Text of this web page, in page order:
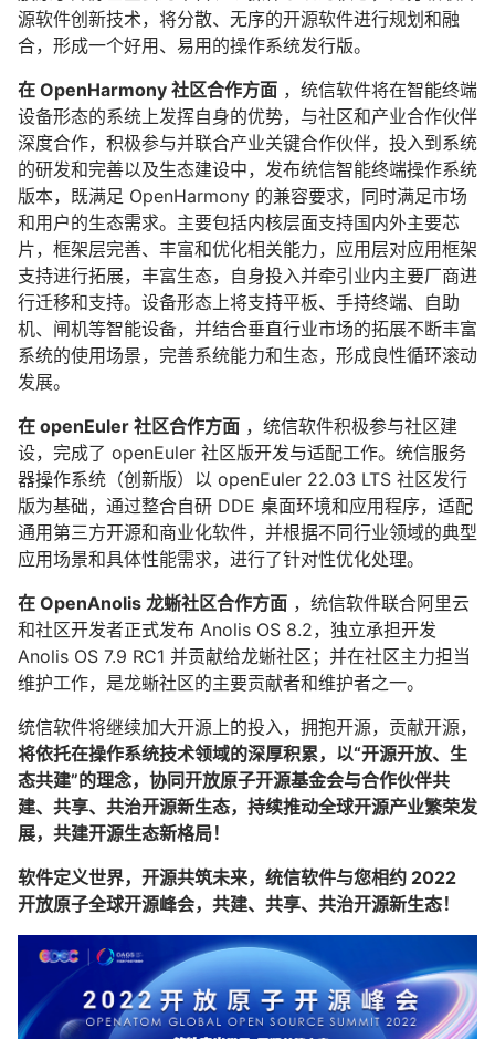
源软件创新技术，将分散、无序的开源软件进行规划和融
合，形成一个好用、易用的操作系统发行版。
在 OpenHarmony 社区合作方面 ，统信软件将在智能终端
设备形态的系统上发挥自身的优势，与社区和产业合作伙伴
深度合作，积极参与并联合产业关键合作伙伴，投入到系统
的研发和完善以及生态建设中，发布统信智能终端操作系统
版本，既满足 OpenHarmony 的兼容要求，同时满足市场
和用户的生态需求。主要包括内核层面支持国内外主要芯
片，框架层完善、丰富和优化相关能力，应用层对应用框架
支持进行拓展，丰富生态，自身投入并牵引业内主要厂商进
行迁移和支持。设备形态上将支持平板、手持终端、自助
机、闸机等智能设备，并结合垂直行业市场的拓展不断丰富
系统的使用场景，完善系统能力和生态，形成良性循环滚动
发展。
在 openEuler 社区合作方面 ，统信软件积极参与社区建
设，完成了 openEuler 社区版开发与适配工作。统信服务
器操作系统（创新版）以 openEuler 22.03 LTS 社区发行
版为基础，通过整合自研 DDE 桌面环境和应用程序，适配
通用第三方开源和商业化软件，并根据不同行业领域的典型
应用场景和具体性能需求，进行了针对性优化处理。
在 OpenAnolis 龙蜥社区合作方面 ，统信软件联合阿里云
和社区开发者正式发布 Anolis OS 8.2，独立承担开发
Anolis OS 7.9 RC1 并贡献给龙蜥社区；并在社区主力担当
维护工作，是龙蜥社区的主要贡献者和维护者之一。
统信软件将继续加大开源上的投入，拥抱开源，贡献开源，
将依托在操作系统技术领域的深厚积累，以“开源开放、生
态共建”的理念，协同开放原子开源基金会与合作伙伴共
建、共享、共治开源新生态，持续推动全球开源产业繁荣发
展，共建开源生态新格局！
软件定义世界，开源共筑未来，统信软件与您相约 2022
开放原子全球开源峰会，共建、共享、共治开源新生态！